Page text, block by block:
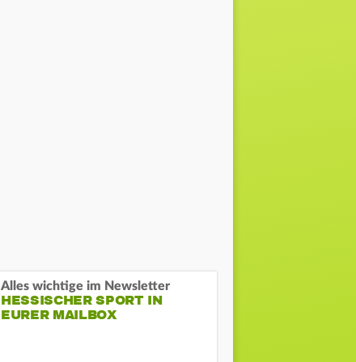
Alles wichtige im Newsletter
HESSISCHER SPORT IN
EURER MAILBOX